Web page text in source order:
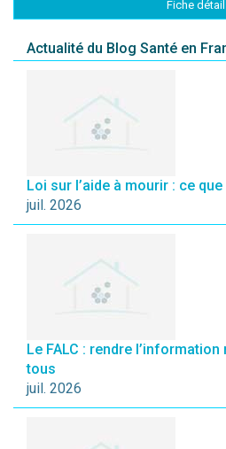
Fiche
Actualité du Blog Santé en
Loi sur l’aide à mourir : ce
juil. 2026
Le FALC : rendre
tous
juil. 2026